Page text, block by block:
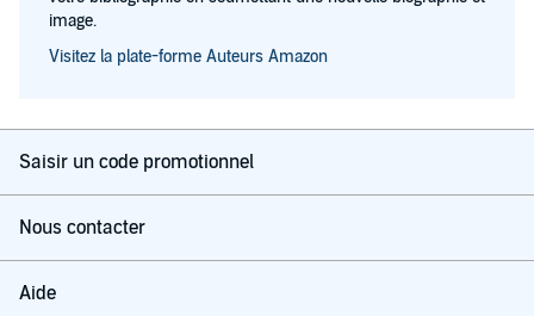
image.
Visitez la plate-forme Auteurs Amazon
Saisir un code promotionnel
Nous contacter
Aide